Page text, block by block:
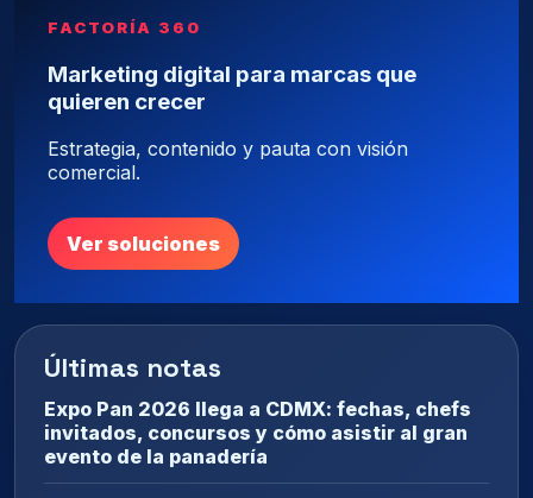
FACTORÍA 360
Marketing digital para marcas que
quieren crecer
Estrategia, contenido y pauta con visión
comercial.
Ver soluciones
Últimas notas
Expo Pan 2026 llega a CDMX: fechas, chefs
invitados, concursos y cómo asistir al gran
evento de la panadería